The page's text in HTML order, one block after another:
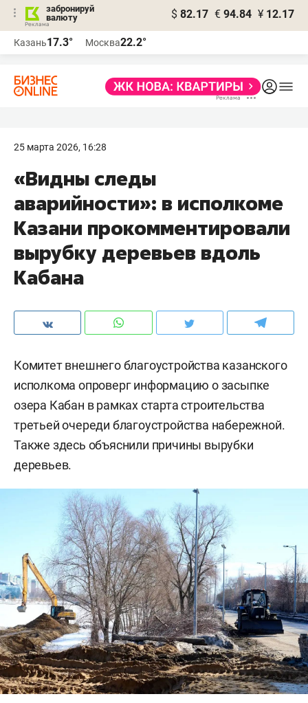
забронируй
валюту
$ 82.17 € 94.84 ¥ 12.17
Казань17.3° Москва22.2°
25 марта 2026, 16:28
«Видны следы
аварийности»: в исполкоме
Казани прокомментировали
вырубку деревьев вдоль
Кабана
Комитет внешнего благоустройства казанского
исполкома опроверг информацию о засыпке
озера Кабан в рамках старта строительства
третьей очереди благоустройства набережной.
Также здесь объяснили причины вырубки
деревьев.